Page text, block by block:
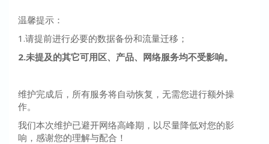
温馨提示：
1.请提前进行必要的数据备份和流量迁移；
2.未提及的其它可用区、产品、网络服务均不受影响。
维护完成后，所有服务将自动恢复，无需您进行额外操
作。
我们本次维护已避开网络高峰期，以尽量降低对您的影
响，感谢您的理解与配合！